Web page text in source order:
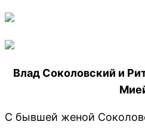
Влад Соколовский и
С бывшей женой